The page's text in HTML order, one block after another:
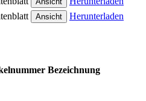
Ansicht Herunterladen
Bezeichnung